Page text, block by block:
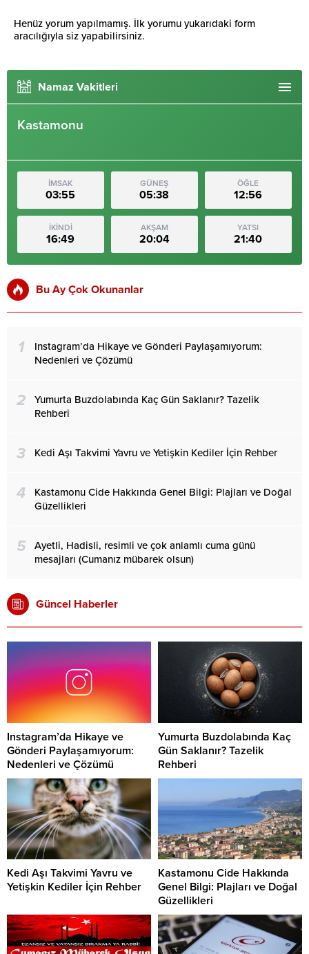
Henüz yorum yapılmamış. İlk yorumu yukarıdaki form
aracılığıyla siz yapabilirsiniz.
Namaz Vakitleri
Kastamonu
İMSAK
03:55
GÜNEŞ
05:38
ÖĞLE
12:56
İKİNDİ
16:49
AKŞAM
20:04
YATSI
21:40
Bu Ay Çok Okunanlar
1
Instagram’da Hikaye ve Gönderi Paylaşamıyorum:
Nedenleri ve Çözümü
2
Yumurta Buzdolabında Kaç Gün Saklanır? Tazelik
Rehberi
3 Kedi Aşı Takvimi Yavru ve Yetişkin Kediler İçin Rehber
4
Kastamonu Cide Hakkında Genel Bilgi: Plajları ve Doğal
Güzellikleri
5
Ayetli, Hadisli, resimli ve çok anlamlı cuma günü
mesajları (Cumanız mübarek olsun)
Güncel Haberler
Instagram’da Hikaye ve
Gönderi Paylaşamıyorum:
Nedenleri ve Çözümü
Yumurta Buzdolabında Kaç
Gün Saklanır? Tazelik
Rehberi
Kedi Aşı Takvimi Yavru ve
Yetişkin Kediler İçin Rehber
Kastamonu Cide Hakkında
Genel Bilgi: Plajları ve Doğal
Güzellikleri